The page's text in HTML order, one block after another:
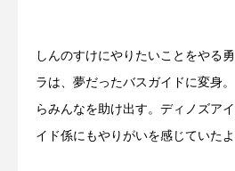
しんのすけにやりたいことをやる
ラは、夢だったバスガイドに変身
らみんなを助け出す。ディノズア
イド係にもやりがいを感じていたよ